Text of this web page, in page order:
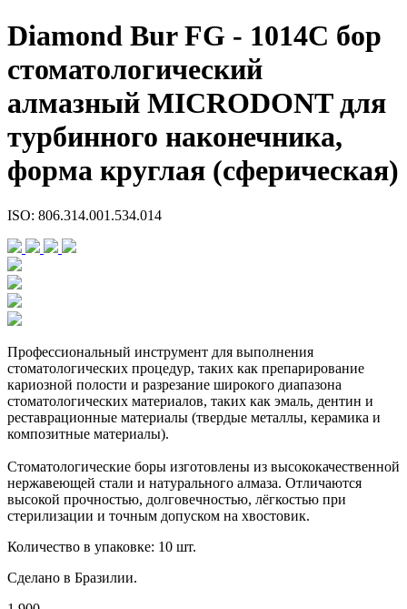
Diamond Bur FG - 1014C бор
стоматологический
алмазный MICRODONT для
турбинного наконечника,
форма круглая (сферическая)
ISO: 806.314.001.534.014
Профессиональный инструмент для выполнения
стоматологических процедур, таких как препарирование
кариозной полости и разрезание широкого диапазона
стоматологических материалов, таких как эмаль, дентин и
реставрационные материалы (твердые металлы, керамика и
композитные материалы).
Стоматологические боры изготовлены из высококачественной
нержавеющей стали и натурального алмаза. Отличаются
высокой прочностью, долговечностью, лёгкостью при
стерилизации и точным допуском на хвостовик.
Количество в упаковке: 10 шт.
Сделано в Бразилии.